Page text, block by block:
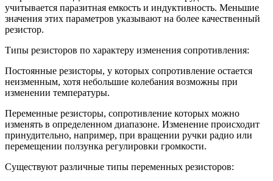
учитывается паразитная емкость и индуктивность. Меньшие
значения этих параметров указывают на более качественный
резистор.
Типы резисторов по характеру изменения сопротивления:
Постоянные резисторы, у которых сопротивление остается
неизменным, хотя небольшие колебания возможны при
изменении температуры.
Переменные резисторы, сопротивление которых можно
изменять в определенном диапазоне. Изменение происходит
принудительно, например, при вращении ручки радио или
перемещении ползунка регулировки громкости.
Существуют различные типы переменных резисторов: